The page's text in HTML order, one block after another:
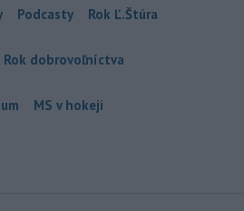
Podcasty Rok Ľ.Štúra
Rok dobrovoľníctva
MS v hokeji